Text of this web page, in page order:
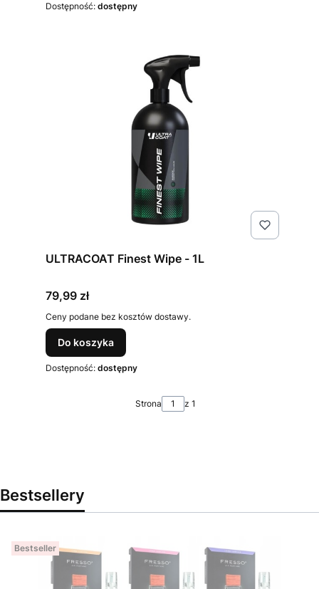
Dostępność: dostępny
ULTRACOAT Finest Wipe - 1L
Cena
79,99 zł
Ceny podane bez kosztów dostawy.
Do koszyka
Dostępność: dostępny
Strona z 1
Bestsellery
Bestseller